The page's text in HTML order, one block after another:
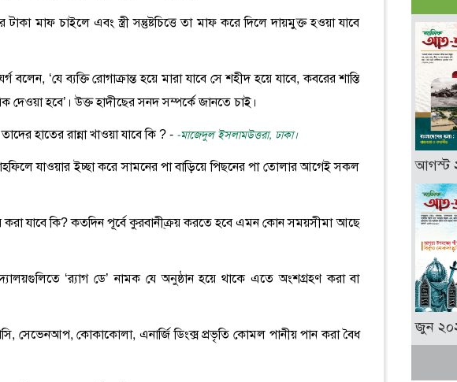
টাকা মাফ চাইলে এবং স্ত্রী সন্তুষ্টচিত্তে তা মাফ করে দিলে দায়মুক্ত হওয়া যাবে
‘যে ব্যক্তি রোগাক্রান্ত হয়ে মারা যাবে সে শহীদ হয়ে যাবে, কবরের শাস্তি
দেওয়া হবে’। উক্ত হাদীছের সনদ সম্পর্কে জানতে চাই।
হাতের রান্না খাওয়া যাবে কি ? - -মাজেদুল ইসলামউত্তরা, ঢাকা।
যাওয়ার ইচ্ছা করে সামনের পা বাড়িয়ে পিছনের পা তোলার আগেই সকল
করা যাবে কি? কতদিন পূর্বে কুরবানী্ক্রয় করতে হবে এমন কোন সময়সীমা আছে
‘র‌্যাগ ডে’ নামক যে অনুষ্ঠান হয়ে থাকে এতে অংশগ্রহণ করা বা
সেভেনআপ, কোকাকোলা, এনার্জি ডিংক্স প্রভৃতি কোমল পানীয় পান করা বৈধ
আগস্ট
জুন